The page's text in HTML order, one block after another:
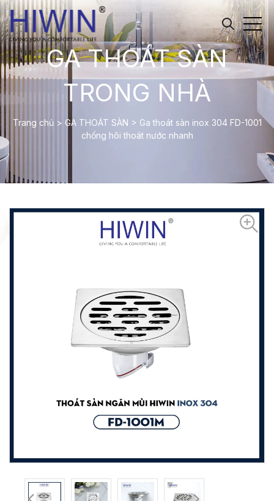
GA THOÁT SÀN
TRONG NHÀ
Trang chủ > GA THOÁT SÀN > Ga thoát sàn inox 304 FD-1001
chống hôi thoát nước nhanh